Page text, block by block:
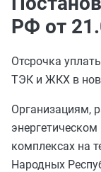
РФ от
Отсрочка
ТЭК и ЖКХ в
Организациям,
комплексах на
Народных